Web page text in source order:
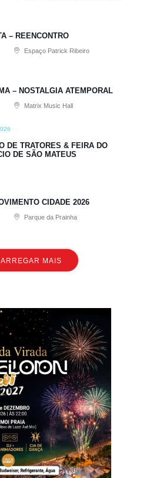
– REENCONTRO
Espaço Patrick Ribeiro
– NOSTALGIA ATEMPORAL
Matrix Music Hall
DE TRATORES & FEIRA DO
DE SÃO MATEUS
CIDADE 2026
Parque da Prainha
MAIS